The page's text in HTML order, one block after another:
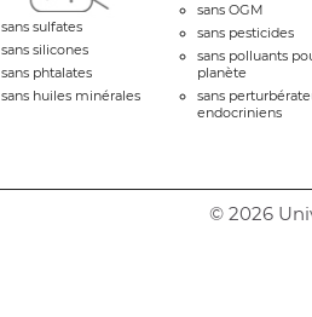
sans sulfates
sans silicones
sans phtalates
sans huiles minérales
sans OGM
sans pesticides
sans polluants
planète
sans
endocriniens
© 2026